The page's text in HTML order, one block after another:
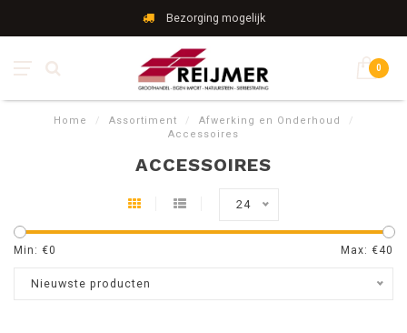
Bezorging mogelijk
0
Home / Assortiment / Afwerking en Onderhoud
/
Accessoires
ACCESSOIRES
24
Min: €0 Max: €40
Nieuwste producten